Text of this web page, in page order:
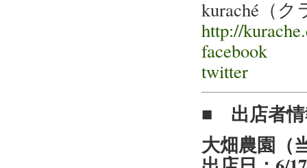
kuraché（
http://
facebook
twitter
■ 出店者
大畑農園（